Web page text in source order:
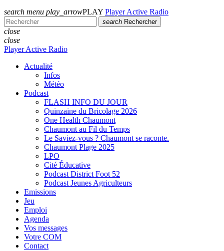
search menu play_arrowPLAY Player Active Radio
search Rechercher
close
close
Player Active Radio
Actualité
Infos
Météo
Podcast
FLASH INFO DU JOUR
Quinzaine du Bricolage 2026
One Health Chaumont
Chaumont au Fil du Temps
Le Saviez-vous ? Chaumont se raconte.
Chaumont Plage 2025
LPO
Cité Éducative
Podcast District Foot 52
Podcast Jeunes Agriculteurs
Emissions
Jeu
Emploi
Agenda
Vos messages
Votre COM
Contact